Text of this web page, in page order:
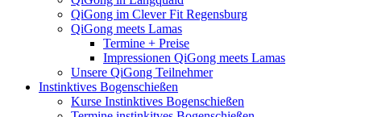
QiGong im Clever Fit Regensburg
QiGong meets Lamas
Termine + Preise
Impressionen QiGong meets Lamas
Unsere QiGong Teilnehmer
Instinktives Bogenschießen
Kurse Instinktives Bogenschießen